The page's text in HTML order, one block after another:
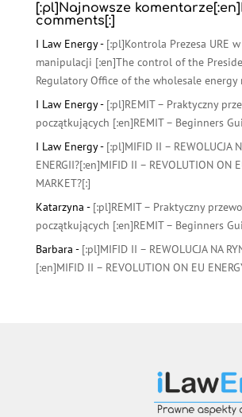
[:pl]Najnowsze
comments[:]
I Law Energy- [:pl]Kontrola Prezesa URE
manipulacji [:en]The control of the
Regulatory Office of the wholesale energy
I Law Energy- [:pl]REMIT – Praktyczny
początkujących [:en]REMIT – Beginners
I Law Energy- [:pl]MIFID II – REWOLUCJA
ENERGII?[:en]MIFID II – REVOLUTION ON
MARKET?[:]
Katarzyna - [:pl]REMIT – Praktyczny
początkujących [:en]REMIT – Beginners
Barbara - [:pl]MIFID II – REWOLUCJA NA
[:en]MIFID II – REVOLUTION ON EU